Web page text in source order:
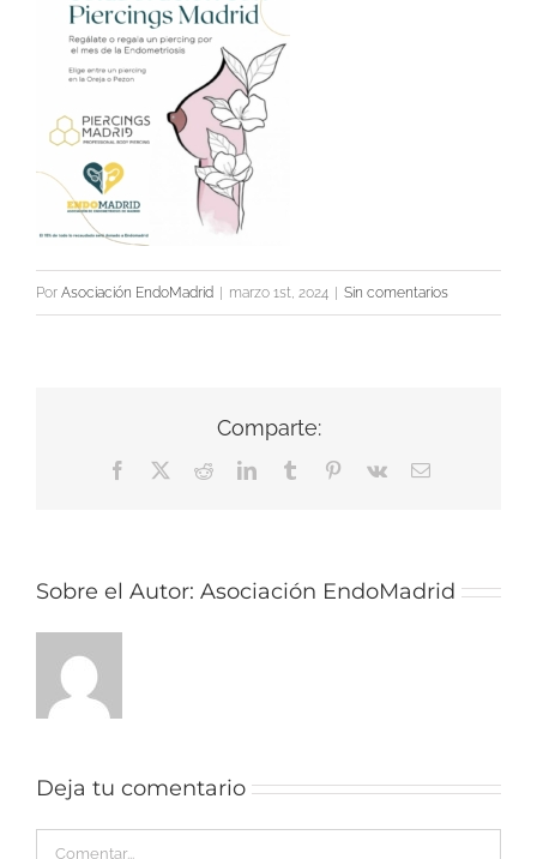
Por Asociación EndoMadrid | marzo 1st, 2024 | Sin comentarios
Comparte:
Facebook RedditLinkedInTumblr Pinterest
Vk
Correo
Sobre el Autor: Asociación EndoMadrid
Deja tu comentario
Comentar